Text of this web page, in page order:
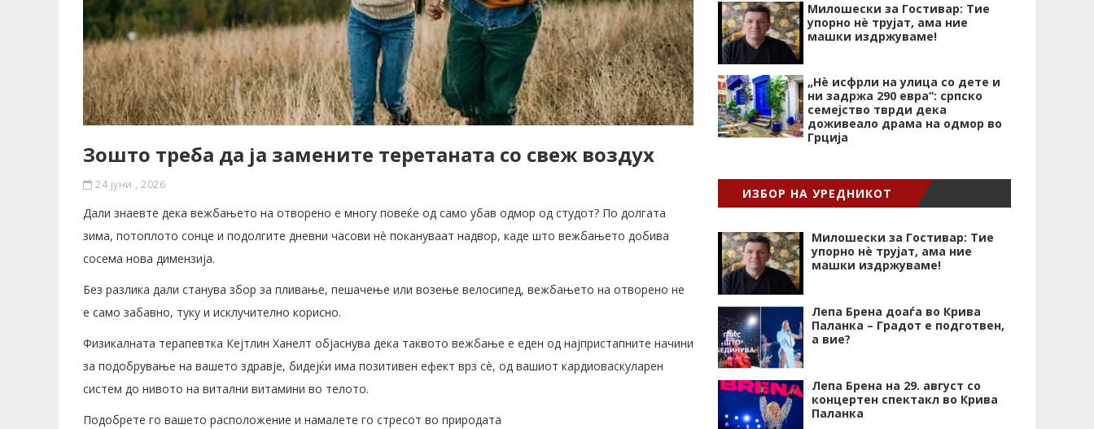
Зошто треба да ја замените теретаната со свеж воздух
24 јуни , 2026
Дали знаевте дека вежбањето на отворено е многу повеќе од само убав одмор од студот? По долгата
зима, потоплото сонце и подолгите дневни часови нè покануваат надвор, каде што вежбањето добива
сосема нова димензија.
Без разлика дали станува збор за пливање, пешачење или возење велосипед, вежбањето на отворено не
е само забавно, туку и исклучително корисно.
Физикалната терапевтка Кејтлин Ханелт објаснува дека таквото вежбање е еден од најпристапните начини
за подобрување на вашето здравје, бидејќи има позитивен ефект врз сè, од вашиот кардиоваскуларен
систем до нивото на витални витамини во телото.
Подобрете го вашето расположение и намалете го стресот во природата
Милошески за Гостивар: Тие
упорно нѐ трујат, ама ние
машки издржуваме!
„Нѐ исфрли на улица со дете и
ни задржа 290 евра“: српско
семејство тврди дека
доживеало драма на одмор во
Грција
ИЗБОР НА УРЕДНИКОТ
Милошески за Гостивар: Тие
упорно нѐ трујат, ама ние
машки издржуваме!
Лепа Брена доаѓа во Крива
Паланка – Градот е подготвен,
а вие?
Лепа Брена на 29. август со
концертен спектакл во Крива
Паланка